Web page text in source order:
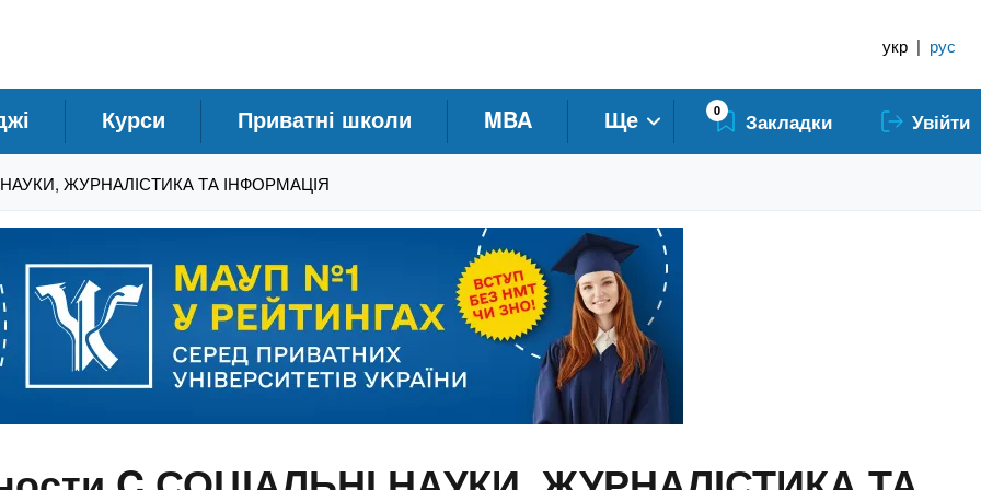
укр | рус
Курси Приватні школи MBA Ще 0 Закладки Увійти
НАУКИ, ЖУРНАЛІСТИКА ТА ІНФОРМАЦІЯ